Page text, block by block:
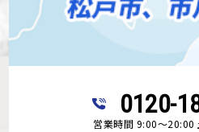
0120-
営業時間 9:00～20:00